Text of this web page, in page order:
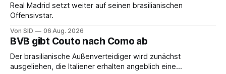
Real Madrid setzt weiter auf seinen brasilianischen
Offensivstar.
Von SID 06 Aug. 2026
BVB gibt Couto nach Como ab
Der brasilianische Außenverteidiger wird zunächst
ausgeliehen, die Italiener erhalten angeblich eine